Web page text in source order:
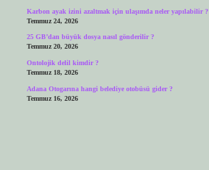
Karbon ayak izini azaltmak için ulaşımda neler yapılabilir ?
Temmuz 24, 2026
25 GB’dan büyük dosya nasıl gönderilir ?
Temmuz 20, 2026
Ontolojik delil kimdir ?
Temmuz 18, 2026
Adana Otogarına hangi belediye otobüsü gider ?
Temmuz 16, 2026